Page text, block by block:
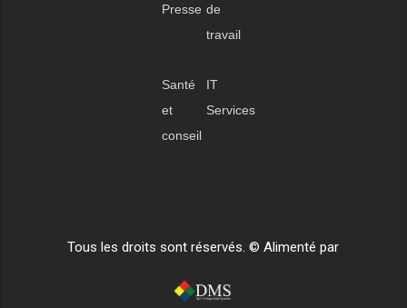
Presse de
travail
Santé
et
conseil
IT
Services
Tous les droits sont réservés. © Alimenté par